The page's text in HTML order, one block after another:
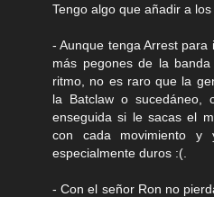
Tengo algo que añadir a
- Aunque tenga Arrest
más pegones de la
ritmo, no es raro que la
la Batclaw o sucedáneo,
enseguida si le sacas el
con cada movimiento
especialmente duros :(.
- Con el señor Ron no